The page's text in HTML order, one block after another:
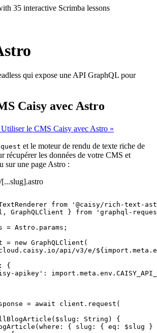
35 interactive Scrimba lessons
qui expose une API GraphQL pour
Caisy avec Astro
le CMS Caisy avec Astro »
et le moteur de rendu de texte riche de
récupérer les données de votre CMS et
sur une page Astro :
[...slug].astro
from ' @caisy/rich-text-
GraphQLClient } from ' graphql-
= Astro . params ;
= new GraphQLClient (
api/v3/e/${ import. meta .
{
apikey' : import. meta . env .
= await client . request (
String) {
{ slug: { eq: $slug